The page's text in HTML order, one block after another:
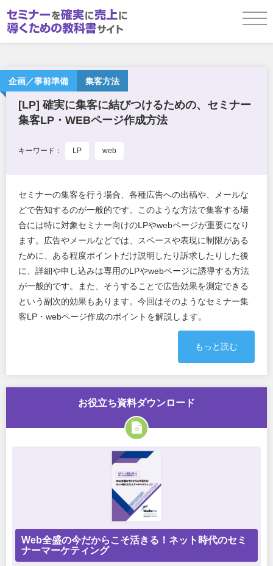
企画／事前準備
当日運用
お役立ち資料ダウンロード
企画／事前準備 集客方法
[LP] 確実に集客に結びつけるための、セミナー
集客LP・WEBページ作成方法
キーワード： LP web
セミナーの集客を行う場合、各種広告への出稿や、メールな
どで告知するのが一般的です。このような方法で集客する場
合には特に対象セミナー向けのLPやwebページが重要になり
ます。広告やメールなどでは、スペースや表現に制限がある
ために、ある程度ポイントだけ説明したり訴求したりした後
に、詳細や申し込みは専用のLPやwebページに誘導する方法
が一般的です。また、そうすることで広告効果を測定できる
という副次的効果もあります。今回はそのようなセミナー集
客LP・webページ作成のポイントを解説します。
もっと読む
お役立ち資料ダウンロード
Web全盛の今だからこそ活きる！ネット時代のセミ
ナーマーケティング